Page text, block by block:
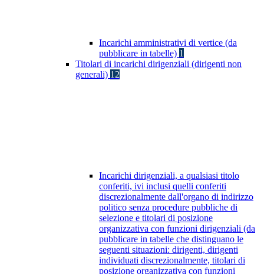
Incarichi amministrativi di vertice (da
pubblicare in tabelle) 1
Titolari di incarichi dirigenziali (dirigenti non
generali) 12
Incarichi dirigenziali, a qualsiasi titolo
conferiti, ivi inclusi quelli conferiti
discrezionalmente dall'organo di indirizzo
politico senza procedure pubbliche di
selezione e titolari di posizione
organizzativa con funzioni dirigenziali (da
pubblicare in tabelle che distinguano le
seguenti situazioni: dirigenti, dirigenti
individuati discrezionalmente, titolari di
posizione organizzativa con funzioni